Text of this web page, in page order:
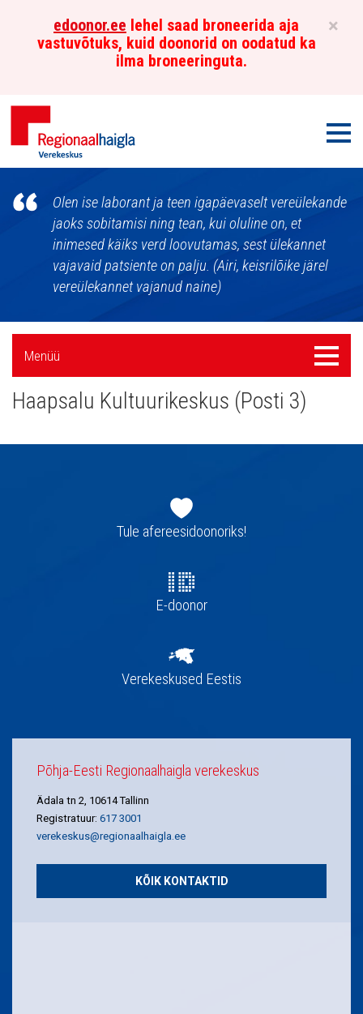
×
edoonor.ee lehel saad broneerida aja
vastuvõtuks, kuid doonorid on oodatud ka
ilma broneeringuta.
Põhja-
Eesti
Regionaalhaigla
Verekeskus
Olen ise laborant ja teen igapäevaselt vereülekande
jaoks sobitamisi ning tean, kui oluline on, et
inimesed käiks verd loovutamas, sest ülekannet
vajavaid patsiente on palju. (Airi, keisrilõike järel
vereülekannet vajanud naine)
Külgpaani
navigatsioon
Menüü
Menüü
Haapsalu Kultuurikeskus (Posti 3)
navigatsioonTule afereesidoonoriks!
E-doonor
Verekeskused Eestis
Põhja-Eesti Regionaalhaigla verekeskus
Ädala tn 2, 10614 Tallinn
Registratuur: 617 3001
verekeskus@regionaalhaigla.ee
KÕIK KONTAKTID